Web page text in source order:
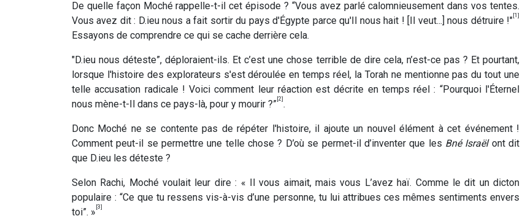
De quelle façon Moché rappelle-t-il cet épisode ? “Vous avez parlé calomnieusement dans vos tentes.
Vous avez dit : D.ieu nous a fait sortir du pays d'Égypte parce qu'Il nous hait ! [Il veut...] nous détruire !" [1]
Essayons de comprendre ce qui se cache derrière cela.
"D.ieu nous déteste”, déploraient-ils. Et c’est une chose terrible de dire cela, n’est-ce pas ? Et pourtant,
lorsque l'histoire des explorateurs s'est déroulée en temps réel, la Torah ne mentionne pas du tout une
telle accusation radicale ! Voici comment leur réaction est décrite en temps réel : “Pourquoi l'Éternel
nous mène-t-Il dans ce pays-là, pour y mourir ?” [2] .
Donc Moché ne se contente pas de répéter l'histoire, il ajoute un nouvel élément à cet événement !
Comment peut-il se permettre une telle chose ? D’où se permet-il d’inventer que les Bné Israëlont dit
que D.ieu les déteste ?
Selon Rachi, Moché voulait leur dire : « Il vous aimait, mais vous L’avez haï. Comme le dit un dicton
populaire : “Ce que tu ressens vis-à-vis d’une personne, tu lui attribues ces mêmes sentiments envers
toi”. » [3]